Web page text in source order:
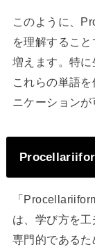
このように、
を理解するこ
増えます。特に
これらの単語
ニケーションが
「
は、学び方を
専門的である